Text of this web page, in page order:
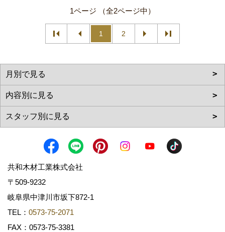
1ページ （全2ページ中）
1 2
共和木材工業株式会社
〒509-9232
岐阜県中津川市坂下872‐1
TEL： 0573-75-2071
FAX：0573-75-3381